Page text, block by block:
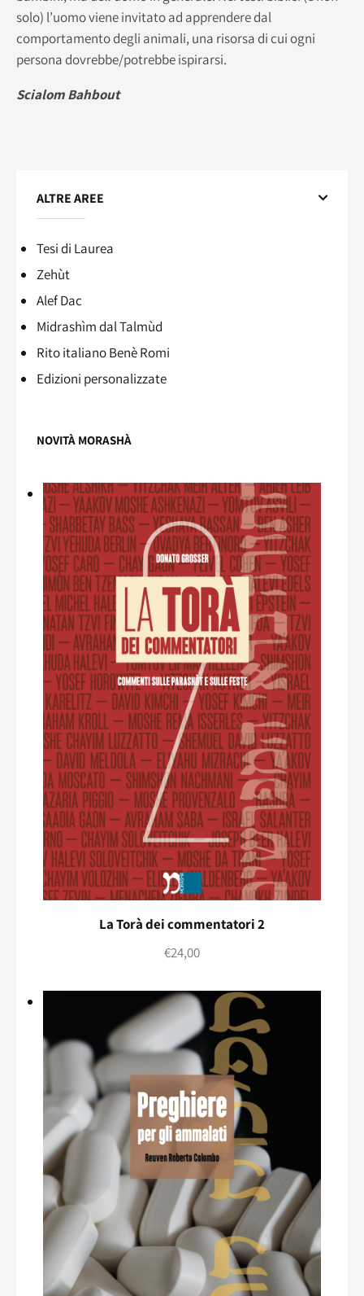
solo) l’uomo viene invitato ad apprendere dal
comportamento degli animali, una risorsa di cui ogni
persona dovrebbe/potrebbe ispirarsi.
Scialom Bahbout
ALTRE AREE
Tesi di Laurea
Zehùt
Alef Dac
Midrashìm dal Talmùd
Rito italiano Benè Romi​
Edizioni personalizzate
NOVITÀ MORASHÀ
La Torà dei commentatori 2
€24,00